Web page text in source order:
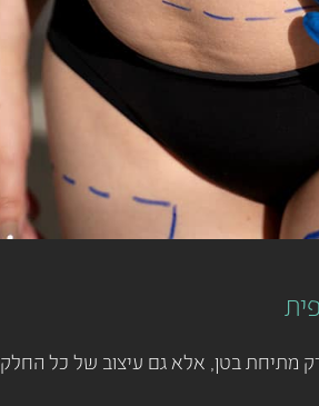
מתיחת בטן, אלא גם עיצוב של כל החלק